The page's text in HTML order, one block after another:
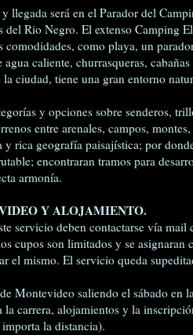
llegada será en el Parador del
Rio Negro. El extenso Camping
comodidades, como playa, un
caliente, churrasqueras,
ciudad, tiene una gran entorno
y opciones sobre senderos,
entre arenales, campos,
rica geografía paisajística; por
encontraran tramos para
armonía.
Y ALOJAMIENTO.
servicio deben contactarse vía mail
cupos son limitados y se asignaran
el mismo. El servicio queda
Montevideo saliendo el sábado en
la carrera, alojamientos y la
la distancia).